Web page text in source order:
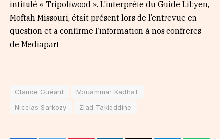
intitulé « Tripoliwood ». L’interprète du Guide Libyen,
Moftah Missouri, était présent lors de l’entrevue en
question et a confirmé l’information à nos confrères
de Mediapart
Claude Guéant
Mouammar Kadhafi
Nicolas Sarkozy
Ziad Takieddine